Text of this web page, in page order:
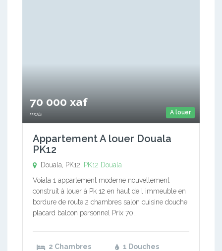
A louer
70 000 xaf
mois
Appartement A louer Douala
PK12
Douala, PK12, PK12 Douala
Voiala 1 appartement moderne nouvellement
construit à louer à Pk 12 en haut de l immeuble en
bordure de route 2 chambres salon cuisine douche
placard balcon personnel Prix 70…
2 Chambres 1 Douches